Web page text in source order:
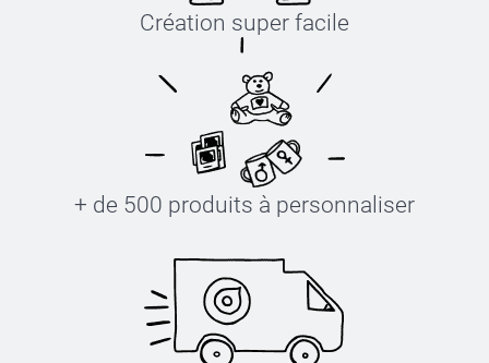
Création super facile
+ de 500 produits à personnaliser